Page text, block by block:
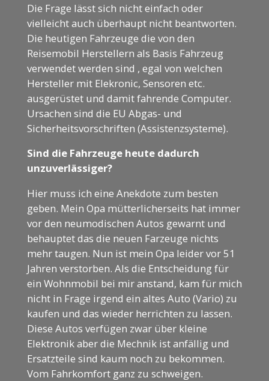
Die Frage lässt sich nicht einfach oder
vielleicht auch überhaupt nicht beantworten.
Die heutigen Fahrzeuge die von den
Reisemobil Herstellern als Basis Fahrzeug
verwendet werden sind , egal von welchen
Hersteller mit Elekronic, Sensoren etc.
ausgerüstet und damit fahrende Computer.
Ursachen sind die EU Abgas- und
Sicherheitsvorschriften (Assistenzsysteme).
Sind die Fahrzeuge heute dadurch
unzuverlässiger?
Hier muss ich eine Anekdote zum besten
geben. Mein Opa mütterlicherseits hat immer
vor den neumodischen Autos gewarnt und
behauptet das die neuen Farzeuge nichts
mehr taugen. Nun ist mein Opa leider vor 51
Jahren verstorben. Als die Entscheidung für
ein Wohnmobil bei mir anstand, kam für mich
nicht in Frage irgend ein altes Auto (Vario) zu
kaufen und das wieder herrichten zu lassen.
Diese Autos verfügen zwar über kleine
Elektronik aber die Mechnik ist anfällig und
Ersatzteile sind kaum noch zu bekommen.
Vom Fahrkomfort ganz zu schweigen.